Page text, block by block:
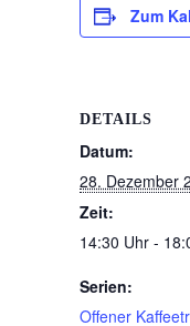
Zum
DETAILS
Datum:
28. Dezember
Zeit:
14:30 Uhr -
Serien:
Offener